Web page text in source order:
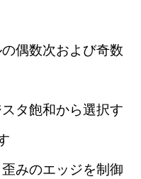
偶数次および奇数
タ飽和から選択す
みのエッジを制御